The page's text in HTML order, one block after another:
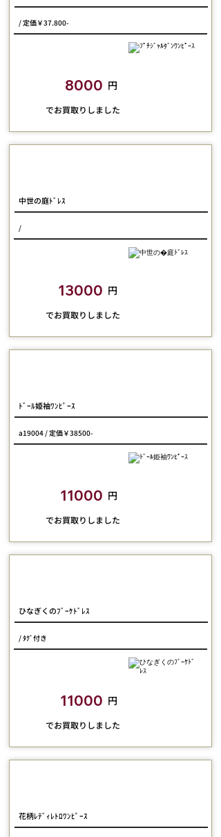
/ 定価￥37.800-
8000 円
​でお買取りしました
中世の庭ﾄﾞﾚｽ
/
13000 円
​でお買取りしました
ﾄﾞｰﾙ姫袖ﾜﾝﾋﾟｰｽ
a19004 / 定価￥38500-
11000 円
​でお買取りしました
ひなぎくのﾌﾞｰｹﾄﾞﾚｽ
/ ﾀｸﾞ付き
11000 円
​でお買取りしました
花柄ﾚﾃﾞｨﾚﾄﾛﾜﾝﾋﾟｰｽ